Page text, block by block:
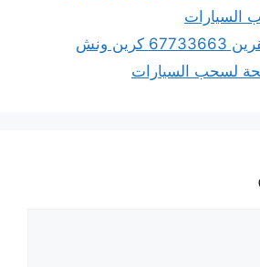
السيارات
ونش اسواق القرين 67733663 كرين ونش
لسحب السيارات